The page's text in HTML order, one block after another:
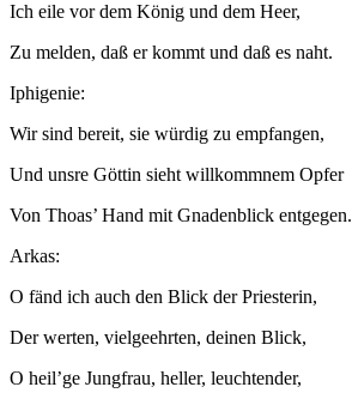
Ich eile vor dem König und dem Heer,
Zu melden, daß er kommt und daß es naht.
Iphigenie:
Wir sind bereit, sie würdig zu empfangen,
Und unsre Göttin sieht willkommnem Opfer
Von Thoas’ Hand mit Gnadenblick entgegen.
Arkas:
O fänd ich auch den Blick der Priesterin,
Der werten, vielgeehrten, deinen Blick,
O heil’ge Jungfrau, heller, leuchtender,